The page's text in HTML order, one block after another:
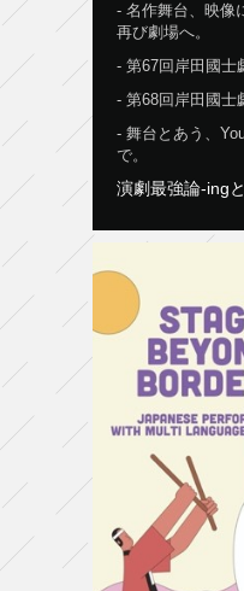
名作舞台、映像
再び劇場へ。
第67回岸田國士
第68回岸田國士
舞台とあう、
で。
演劇最強論-ing